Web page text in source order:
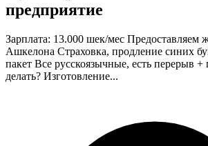
предприятие
Зарплата: 13.000 шек/мес Предоставляем
Ашкелона Страховка, продление синих
пакет Все русскоязычные, есть перерыв
делать? Изготовление...